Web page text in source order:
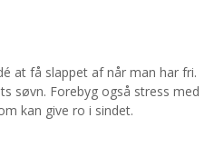
at få slappet af når man har fri.
søvn. Forebyg også stress med
kan give ro i sindet.